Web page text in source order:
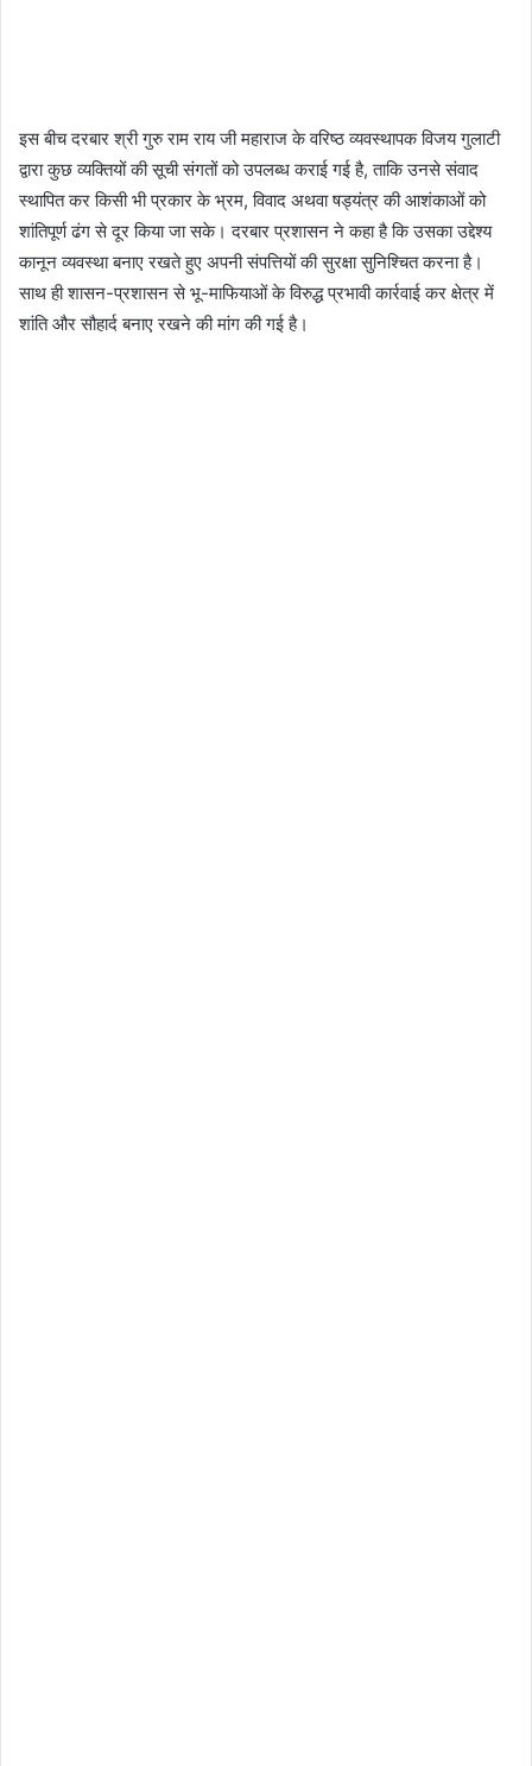
इस बीच दरबार श्री गुरु राम राय जी महाराज के वरिष्ठ व्यवस्थापक विजय गुलाटी
द्वारा कुछ व्यक्तियों की सूची संगतों को उपलब्ध कराई गई है, ताकि उनसे संवाद
स्थापित कर किसी भी प्रकार के भ्रम, विवाद अथवा षड्यंत्र की आशंकाओं को
शांतिपूर्ण ढंग से दूर किया जा सके। दरबार प्रशासन ने कहा है कि उसका उद्देश्य
कानून व्यवस्था बनाए रखते हुए अपनी संपत्तियों की सुरक्षा सुनिश्चित करना है।
साथ ही शासन-प्रशासन से भू-माफियाओं के विरुद्ध प्रभावी कार्रवाई कर क्षेत्र में
शांति और सौहार्द बनाए रखने की मांग की गई है।